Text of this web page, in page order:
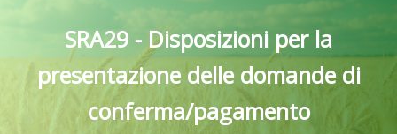
SRA29 - Disposizioni per la
presentazione delle domande di
conferma/pagamento